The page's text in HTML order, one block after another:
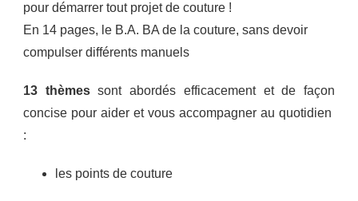
pour démarrer tout projet de couture !
En 14 pages, le B.A. BA de la couture, sans devoir
compulser différents manuels
13 thèmessont abordés efficacement et de façon
concise pour aider et vous accompagner au quotidien
:
les points de couture